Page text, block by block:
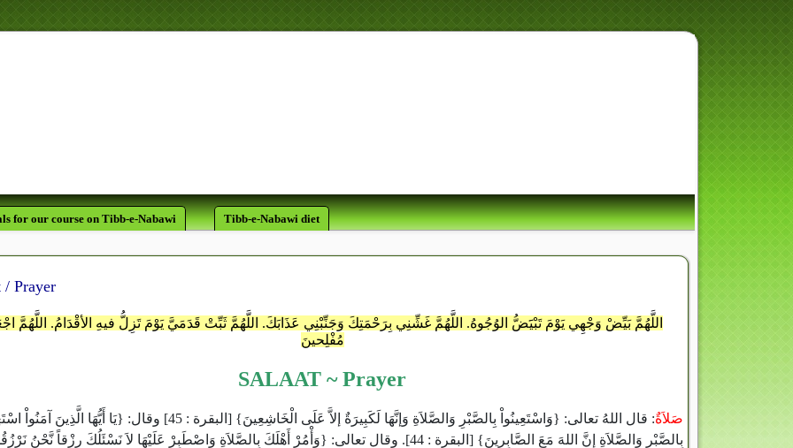
for our course on Tibb-e-Nabawi Tibb-e-Nabawi diet
/ Prayer
اللَّهُمَّ بَيِّضْ وَجْهِي يَوْمَ تَبْيََضُّ الوُجُوهُ. اللَّهُمَّ غَشِّنِي بِرَحْمَتِكَ وَجَنِّبْنِي عَذَابَكَ. اللَّهُمَّ ثَبِّتْ قَدَمَيَّ يَوْمَ تَزِلُّ فيهِ الأقْدَامُ. اللَّهُمَّ
مُفْلِحينَ
SALAAT ~ Prayer
صَلاَةٌ‏
:‏ قال اللهُ تعالى‏:‏ ‏{‏وَاسْتَعِينُواْ بِالصَّبْرِ وَالصَّلاَةِ وَإنَّهَا لَكَبِيرَةٌ إلاَّ عَلَى الْخَاشِعِينَ‏}‏ ‏[‏البقرة ‏:‏ 45‏]‏ وقال‏:‏ ‏{‏يَا أَيُّهَا الَّذِينَ
بِالصَّبْرِ وَالصَّلاَةِ إنَّ اللهَ مَعَ الصَّابِرِينَ‏}‏ ‏[‏البقرة ‏:‏ 44‏]‏‏.‏ وقال تعالى‏:‏ ‏{‏وَأْمُرْ أَهْلَكَ بِالصَّلاَةِ وَاصْطَبِرْ عَلَيْهَا لاَ نَسْئَلُكَ رِزْقاً نَّحْنُ